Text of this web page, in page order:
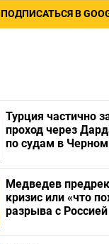
ПОДПИСАТЬСЯ В
Турция частично
проход через
по судам в
Медведев
кризис или «что
разрыва с Россией